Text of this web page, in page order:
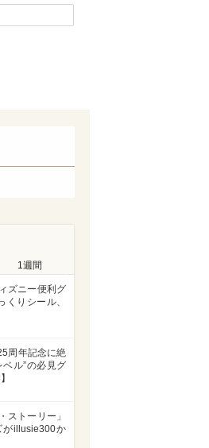
1週間
ズニー便利グ
くりシール、
周年記念に絶
ル”の必見グ
ストーリー」
がillusie300か